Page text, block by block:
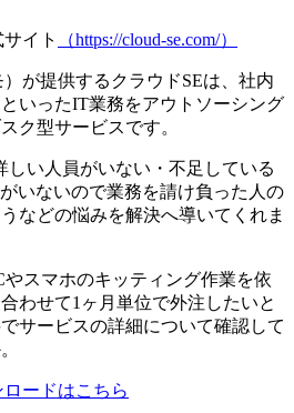
イト （https://cloud-se.com/）
が提供するクラウドSEは、 社内
いったIT業務をアウトソーシング
ク型サービスです。
い人員がいない・不足している
いないので業務を請け負った人の
などの悩みを解決へ導いてくれま
やスマホのキッティング作業を依
わせて1ヶ月単位で外注したいと
サービスの詳細について確認して
ードはこちら